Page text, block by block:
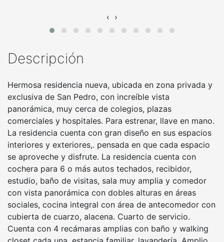
‹ ›
Descripción
Hermosa residencia nueva, ubicada en zona privada y
exclusiva de San Pedro, con increíble vista
panorámica, muy cerca de colegios, plazas
comerciales y hospitales. Para estrenar, llave en mano.
La residencia cuenta con gran diseño en sus espacios
interiores y exteriores,. pensada en que cada espacio
se aproveche y disfrute. La residencia cuenta con
cochera para 6 o más autos techados, recibidor,
estudio, baño de visitas, sala muy amplia y comedor
con vista panorámica con dobles alturas en áreas
sociales, cocina integral con área de antecomedor con
cubierta de cuarzo, alacena. Cuarto de servicio.
Cuenta con 4 recámaras amplias con baño y walking